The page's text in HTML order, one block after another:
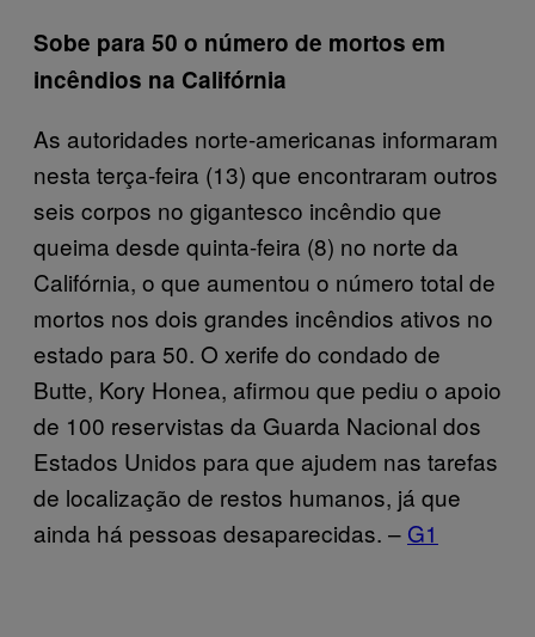
Sobe para 50 o número de mortos em
incêndios na Califórnia
As autoridades norte-americanas informaram
nesta terça-feira (13) que encontraram outros
seis corpos no gigantesco incêndio que
queima desde quinta-feira (8) no norte da
Califórnia, o que aumentou o número total de
mortos nos dois grandes incêndios ativos no
estado para 50. O xerife do condado de
Butte, Kory Honea, afirmou que pediu o apoio
de 100 reservistas da Guarda Nacional dos
Estados Unidos para que ajudem nas tarefas
de localização de restos humanos, já que
ainda há pessoas desaparecidas. – G1